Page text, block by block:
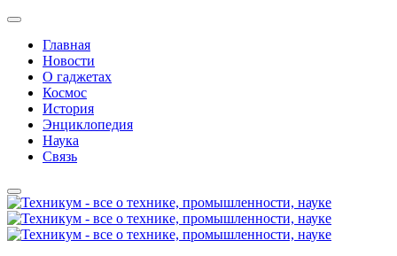
Главная
Новости
О гаджетах
Космос
История
Энциклопедия
Наука
Связь